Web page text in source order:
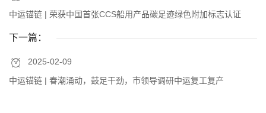
中运锚链 | 荣获中国首张CCS船用产品碳足迹绿色附加标志认证
下一篇：
2025-02-09
中运锚链 | 春潮涌动，鼓足干劲，市领导调研中运复工复产